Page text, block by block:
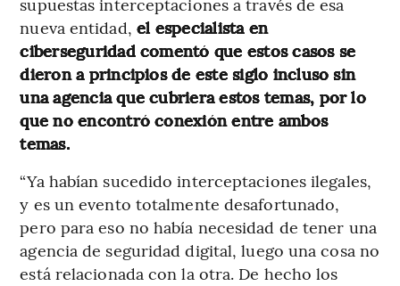
nueva entidad, el especialista en
ciberseguridad comentó que estos casos se
dieron a principios de este siglo incluso sin
una agencia que cubriera estos temas, por lo
que no encontró conexión entre ambos
temas.
“Ya habían sucedido interceptaciones ilegales,
y es un evento totalmente desafortunado,
pero para eso no había necesidad de tener una
agencia de seguridad digital, luego una cosa no
está relacionada con la otra. De hecho los